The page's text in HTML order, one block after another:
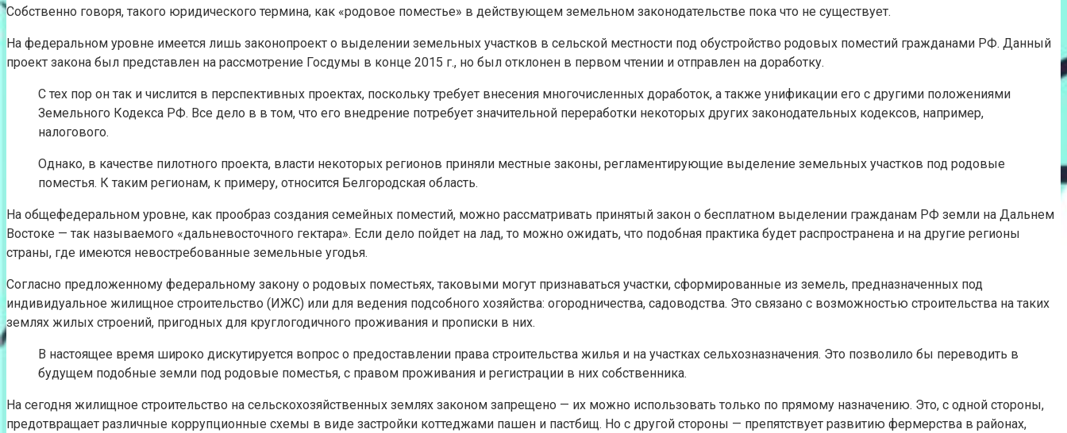
Собственно говоря, такого юридического термина, как «родовое поместье» в действующем земельном законодательстве пока что не существует.
На федеральном уровне имеется лишь законопроект о выделении земельных участков в сельской местности под обустройство родовых поместий гражданами РФ. Данный
проект закона был представлен на рассмотрение Госдумы в конце 2015 г., но был отклонен в первом чтении и отправлен на доработку.
С тех пор он так и числится в перспективных проектах, поскольку требует внесения многочисленных доработок, а также унификации его с другими положениями
Земельного Кодекса РФ. Все дело в в том, что его внедрение потребует значительной переработки некоторых других законодательных кодексов, например,
налогового.
Однако, в качестве пилотного проекта, власти некоторых регионов приняли местные законы, регламентирующие выделение земельных участков под родовые
поместья. К таким регионам, к примеру, относится Белгородская область.
На общефедеральном уровне, как прообраз создания семейных поместий, можно рассматривать принятый закон о бесплатном выделении гражданам РФ земли на Дальнем
Востоке — так называемого «дальневосточного гектара». Если дело пойдет на лад, то можно ожидать, что подобная практика будет распространена и на другие регионы
страны, где имеются невостребованные земельные угодья.
Согласно предложенному федеральному закону о родовых поместьях, таковыми могут признаваться участки, сформированные из земель, предназначенных под
индивидуальное жилищное строительство (ИЖС) или для ведения подсобного хозяйства: огородничества, садоводства. Это связано с возможностью строительства на таких
землях жилых строений, пригодных для круглогодичного проживания и прописки в них.
В настоящее время широко дискутируется вопрос о предоставлении права строительства жилья и на участках сельхозназначения. Это позволило бы переводить в
будущем подобные земли под родовые поместья, с правом проживания и регистрации в них собственника.
На сегодня жилищное строительство на сельскохозяйственных землях законом запрещено — их можно использовать только по прямому назначению. Это, с одной стороны,
предотвращает различные коррупционные схемы в виде застройки коттеджами пашен и пастбищ. Но с другой стороны — препятствует развитию фермерства в районах,